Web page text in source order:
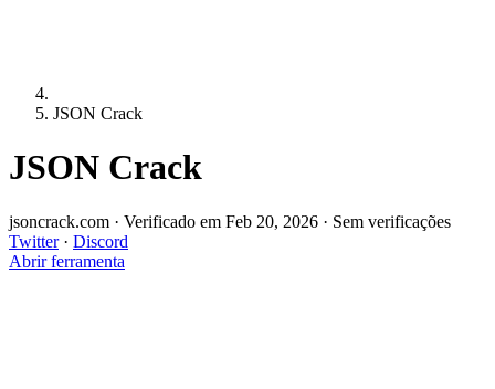
JSON Crack
JSON Crack
jsoncrack.com · Verificado em Feb 20, 2026 · Sem verificações
Twitter · Discord
Abrir ferramenta